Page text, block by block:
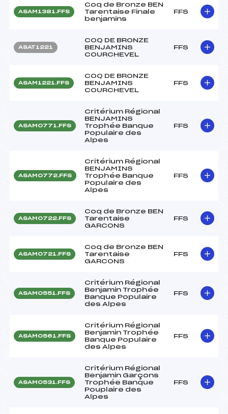
ASAM1381.FFS
Coq de Bronze BEN
Tarentaise Finale
benjamins
FFS
ASAT1221
COQ DE BRONZE
BENJAMINS
COURCHEVEL
FFS
ASAM1221.FFS
COQ DE BRONZE
BENJAMINS
COURCHEVEL
FFS
ASAM0771.FFS
Critérium Régional
BENJAMINS
Trophée Banque
Populaire des
Alpes
FFS
ASAM0772.FFS
Critérium Régional
BENJAMINS
Trophée Banque
Populaire des
Alpes
FFS
ASAM0722.FFS
Coq de Bronze BEN
Tarentaise
GARCONS
FFS
ASAM0721.FFS
Coq de Bronze BEN
Tarentaise
GARCONS
FFS
ASAM0551.FFS
Critérium Régional
Benjamin Trophée
Banque Populaire
des Alpes
FFS
ASAM0561.FFS
Critérium Régional
Benjamin Trophée
Banque Populaire
des Alpes
FFS
ASAM0531.FFS
Critérium Régional
Benjamin Garçons
Trophée Banque
Pouplaire des
Alpes
FFS